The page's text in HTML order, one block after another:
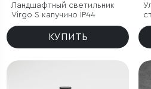
Ландшафтный светильник
Virgo S капучино IP44
КУПИТЬ